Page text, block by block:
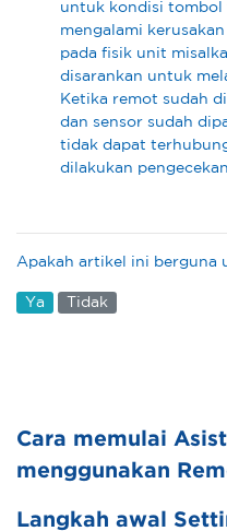
untuk kondisi tombol
mengalami
pada fisik unit
disarankan untuk
Ketika remot sudah
dan sensor sudah
tidak dapat
dilakukan
Apakah artikel ini berguna
Ya Tidak
Cara memulai
menggunakan
Langkah awal